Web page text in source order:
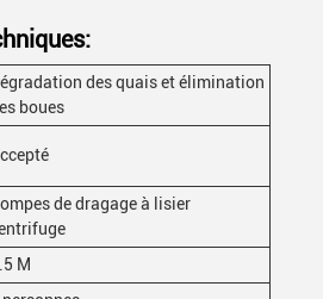
des quais et élimination
boues
de dragage à lisier
M